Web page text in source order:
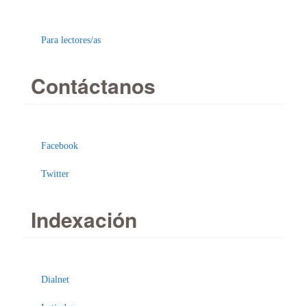
Para lectores/as
Contáctanos
Facebook
Twitter
Indexación
Dialnet
un